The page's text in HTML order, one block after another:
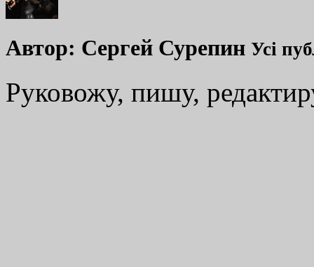
Автор: Сергей Сурепин Усі
Руковожу, пишу,